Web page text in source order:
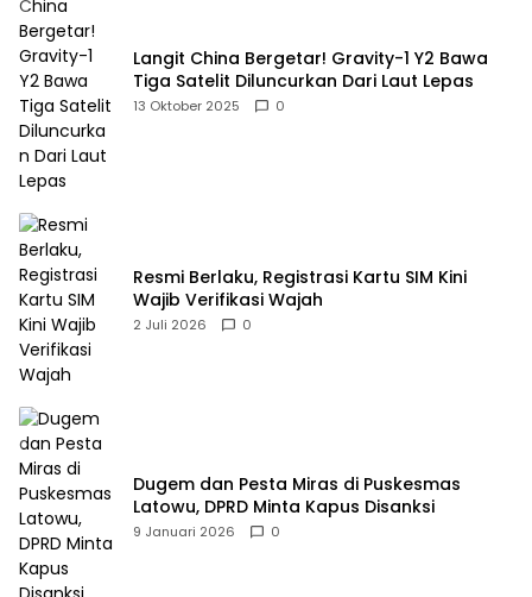
Langit China Bergetar! Gravity-1 Y2 Bawa
Tiga Satelit Diluncurkan Dari Laut Lepas
13 Oktober 2025 0
Resmi Berlaku, Registrasi Kartu SIM Kini
Wajib Verifikasi Wajah
2 Juli 2026 0
Dugem dan Pesta Miras di Puskesmas
Latowu, DPRD Minta Kapus Disanksi
9 Januari 2026 0